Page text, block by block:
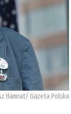
Hamrat/ Gazeta Polska